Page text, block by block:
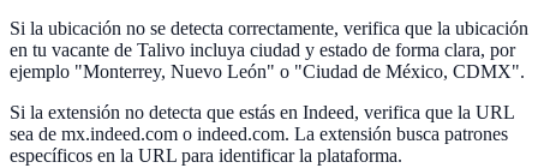
Si la ubicación no se detecta correctamente, verifica que la ubicación
en tu vacante de Talivo incluya ciudad y estado de forma clara, por
ejemplo "Monterrey, Nuevo León" o "Ciudad de México, CDMX".
Si la extensión no detecta que estás en Indeed, verifica que la URL
sea de mx.indeed.com o indeed.com. La extensión busca patrones
específicos en la URL para identificar la plataforma.